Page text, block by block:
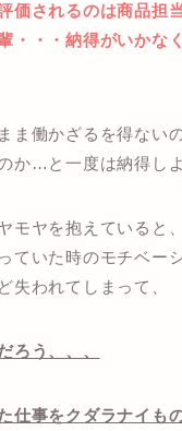
価されるのは商品担
・・・納得がいかな
ま働かざるを得ない
か…と一度は納得し
モヤを抱えていると
ていた時のモチベー
失われてしまって、
ろう、、、
仕事をクダラナイも